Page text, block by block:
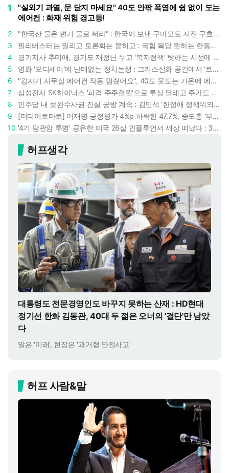
1
"실외기 과열, 문 닫지 마세요" 40도 안팎 폭염에 쉼 없이 도는
에어컨 : 화재 위험 경고등!
2
"한국산 물은 변기 물로 써라" : 한국이 보낸 구마모토 지진 구호품에 한 일본인의 '어처구니 없는' 반응
3
필리버스터는 밀리고 토론회는 묻히고 : 국힘 복당 원하는 한동훈, '검사 정치'의 한계만 드러내나
4
경기지사 추미애, 경기도 재정난 두고 '복지정책' 탓하는 시선에 정면 반박 : "고령자와 아이 인구 급증"
5
영화 '오디세이'에 난데없는 정치논쟁 : 그리스신화 공간에서 '트럼프 전쟁의 참혹함'이 보인다
6
"갑자기 사무실 에어컨 작동 멈췄어요", 40도 웃도는 기온에 에어컨도 숨이 찬다
7
삼성전자 SK하이닉스 '파격 주주환원'으로 투심 달래고 주가도 받칠까, 100조 넘는 추가 배당 재원에 쏠리는 눈
8
민주당 내 보완수사권 진실 공방 계속 : 김민석 '한정애 정책위의장' 발언 근거로 내세우자 사무총장 지낸 조승래 반박
9
[미디어토마토] 이재명 긍정평가 4%p 하락한 47.7%, 중도층 '부정 49.7% vs 긍정 42.9%'
10
'4기 담관암 투병' 공유한 미국 26살 인플루언서 세상 떠났다 : 3년간 보여준 희망과 용기
허프생각
대통령도 전문경영인도 바꾸지 못하는 산재 : HD현대
정기선 한화 김동관, 40대 두 젊은 오너의 '결단'만 남았
다
말은 '미래', 현장은 '과거형 안전사고'
허프 사람&말